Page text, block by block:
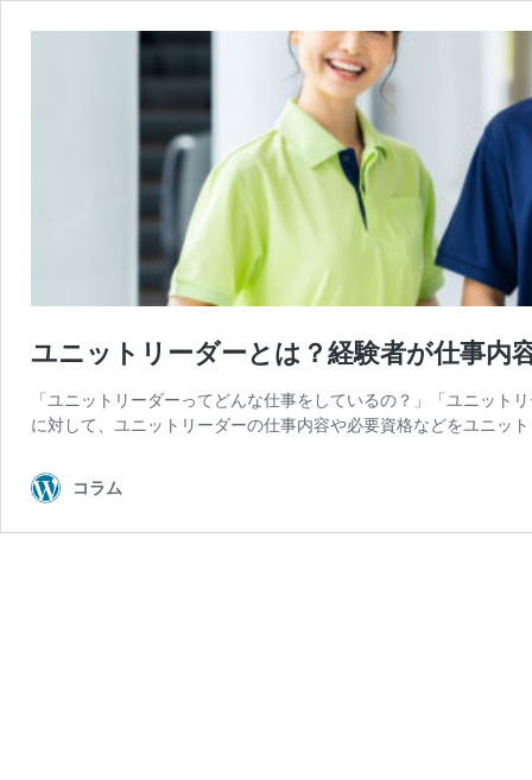
ユニットリーダーとは？経験者が仕事内
「ユニットリーダーってどんな仕事をしているの？」「ユニッ
に対して、ユニットリーダーの仕事内容や必要資格などをユニッ
コラム